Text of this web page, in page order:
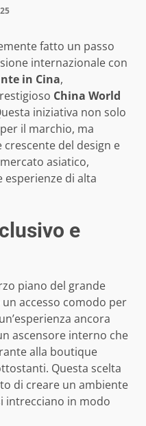
fatto un passo
internazionale con
in Cina,
China World
iniziativa non solo
il marchio, ma
crescente del design e
asiatico,
di alta
e
piano del grande
accesso comodo per
ancora
ascensore interno che
alla boutique
Questa scelta
di creare un ambiente
intrecciano in modo